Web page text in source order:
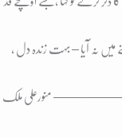
میں نہ آیا – بہت زندہ دل ،
—— منورعلی ملک